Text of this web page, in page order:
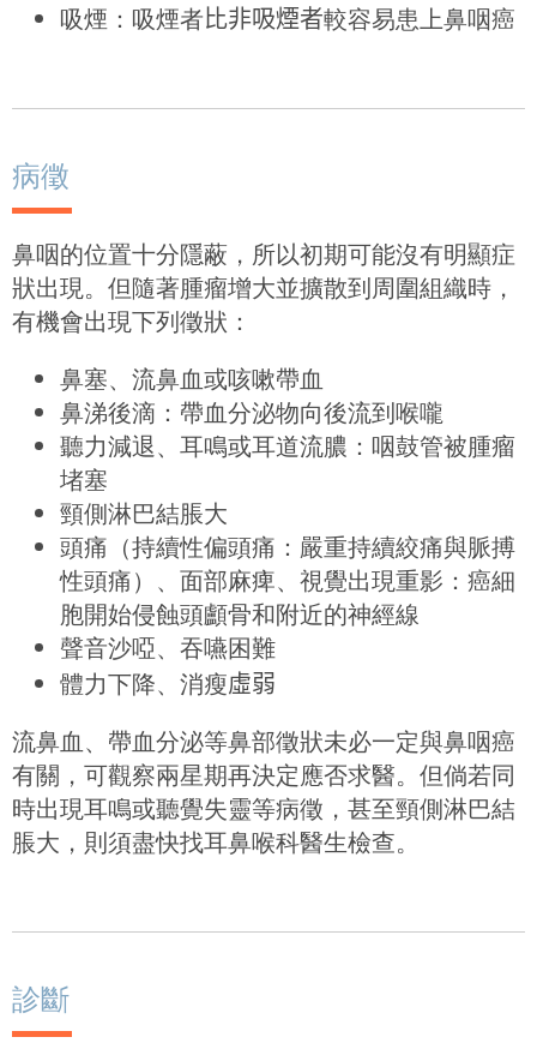
吸煙：吸煙者比非吸煙者較容易患上鼻咽癌
病徵
鼻咽的位置十分隱蔽，所以初期可能沒有明顯症
狀出現。但隨著腫瘤增大並擴散到周圍組織時，
有機會出現下列徵狀：
鼻塞、流鼻血或咳嗽帶血
鼻涕後滴：帶血分泌物向後流到喉嚨
聽力減退、耳鳴或耳道流膿：咽鼓管被腫瘤
堵塞
頸側淋巴結脹大
頭痛（持續性偏頭痛：嚴重持續絞痛與脈搏
性頭痛）、面部麻痺、視覺出現重影：癌細
胞開始侵蝕頭顱骨和附近的神經線
聲音沙啞、吞嚥困難
體力下降、消瘦虛弱
流鼻血、帶血分泌等鼻部徵狀未必一定與鼻咽癌
有關，可觀察兩星期再決定應否求醫。但倘若同
時出現耳鳴或聽覺失靈等病徵，甚至頸側淋巴結
脹大，則須盡快找耳鼻喉科醫生檢查。
診斷